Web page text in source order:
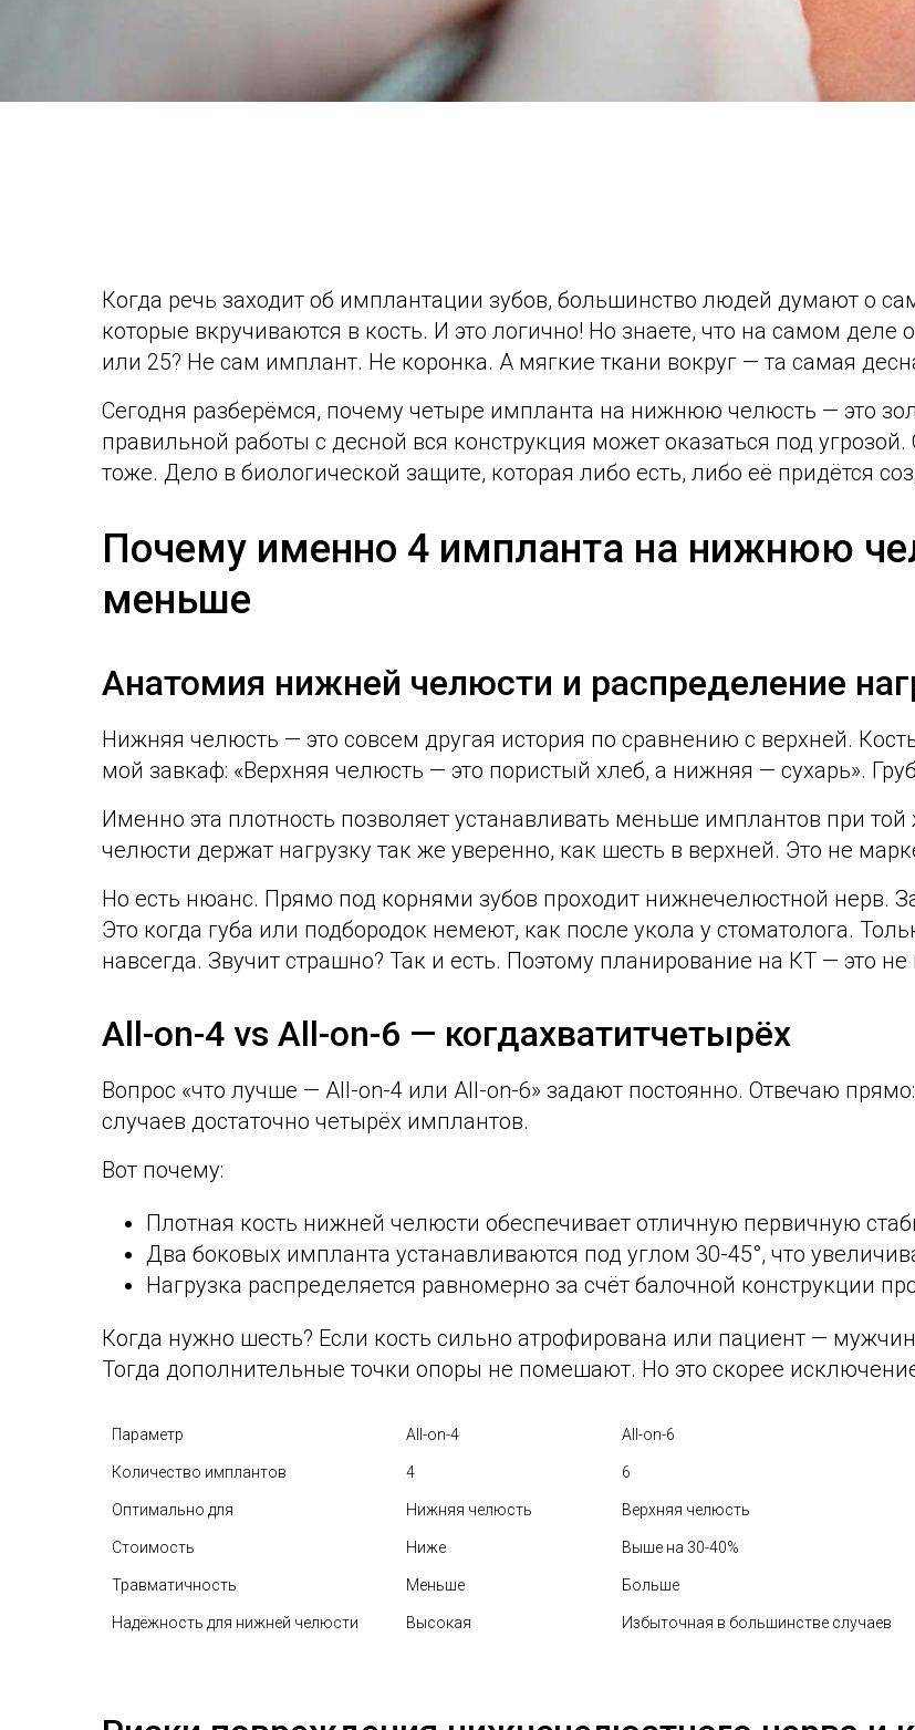
Когда речь заходит об имплантации зубов, большинство людей думают о
которые вкручиваются в кость. И это логично! Но знаете, что на самом деле
или 25? Не сам имплант. Не коронка. А мягкие ткани вокруг — та самая
Сегодня разберёмся, почему четыре импланта на нижнюю челюсть — это
правильной работы с десной вся конструкция может оказаться под угрозой.
тоже. Дело в биологической защите, которая либо есть, либо её придётся
Почему именно 4 импланта на нижнюю
меньше
Анатомия нижней челюсти и распределение
Нижняя челюсть — это совсем другая история по сравнению с верхней.
мой завкаф: «Верхняя челюсть — это пористый хлеб, а нижняя — сухарь».
Именно эта плотность позволяет устанавливать меньше имплантов при
челюсти держат нагрузку так же уверенно, как шесть в верхней. Это не
Но есть нюанс. Прямо под корнями зубов проходит нижнечелюстной нерв.
Это когда губа или подбородок немеют, как после укола у стоматолога.
навсегда. Звучит страшно? Так и есть. Поэтому планирование на КТ — это не
All-on-4 vs All-on-6 — когдахватитчетырёх
Вопрос «что лучше — All-on-4 или All-on-6» задают постоянно. Отвечаю
случаев достаточно четырёх имплантов.
Вот почему:
Плотная кость нижней челюсти обеспечивает отличную первичную
Два боковых импланта устанавливаются под углом 30-45°, что
Нагрузка распределяется равномерно за счёт балочной конструкции
Когда нужно шесть? Если кость сильно атрофирована или пациент —
Тогда дополнительные точки опоры не помешают. Но это скорее
Параметр All-on-4 All-on-6
Количество имплантов 4 6
Оптимально для Нижняя челюсть Верхняя челюсть
Стоимость Ниже Выше на 30-40%
Травматичность Меньше Больше
Надёжность для нижней челюсти Высокая Избыточная в большинстве случаев